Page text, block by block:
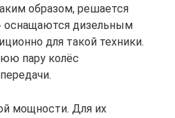
образом, решается
оснащаются дизельным
для такой техники.
пару колёс
мощности. Для их